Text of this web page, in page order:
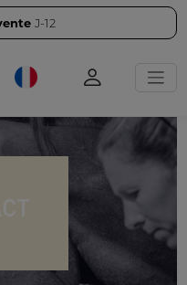
J-12